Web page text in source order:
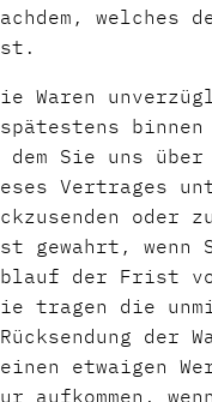
welches
Waren
binnen
dem Sie uns über
Vertrages
oder
gewahrt, wenn
der Frist
tragen die
der
etwaigen
aufkommen,